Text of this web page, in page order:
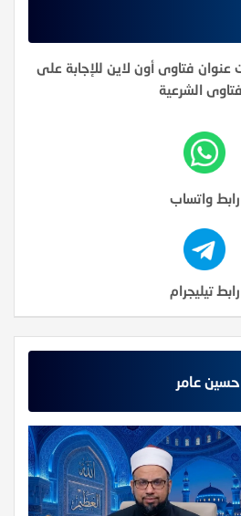
عنوان فتاوى أون لاين للإجابة على
الشرعية
رابط واتساب
رابط تيليجرام
حسين عامر